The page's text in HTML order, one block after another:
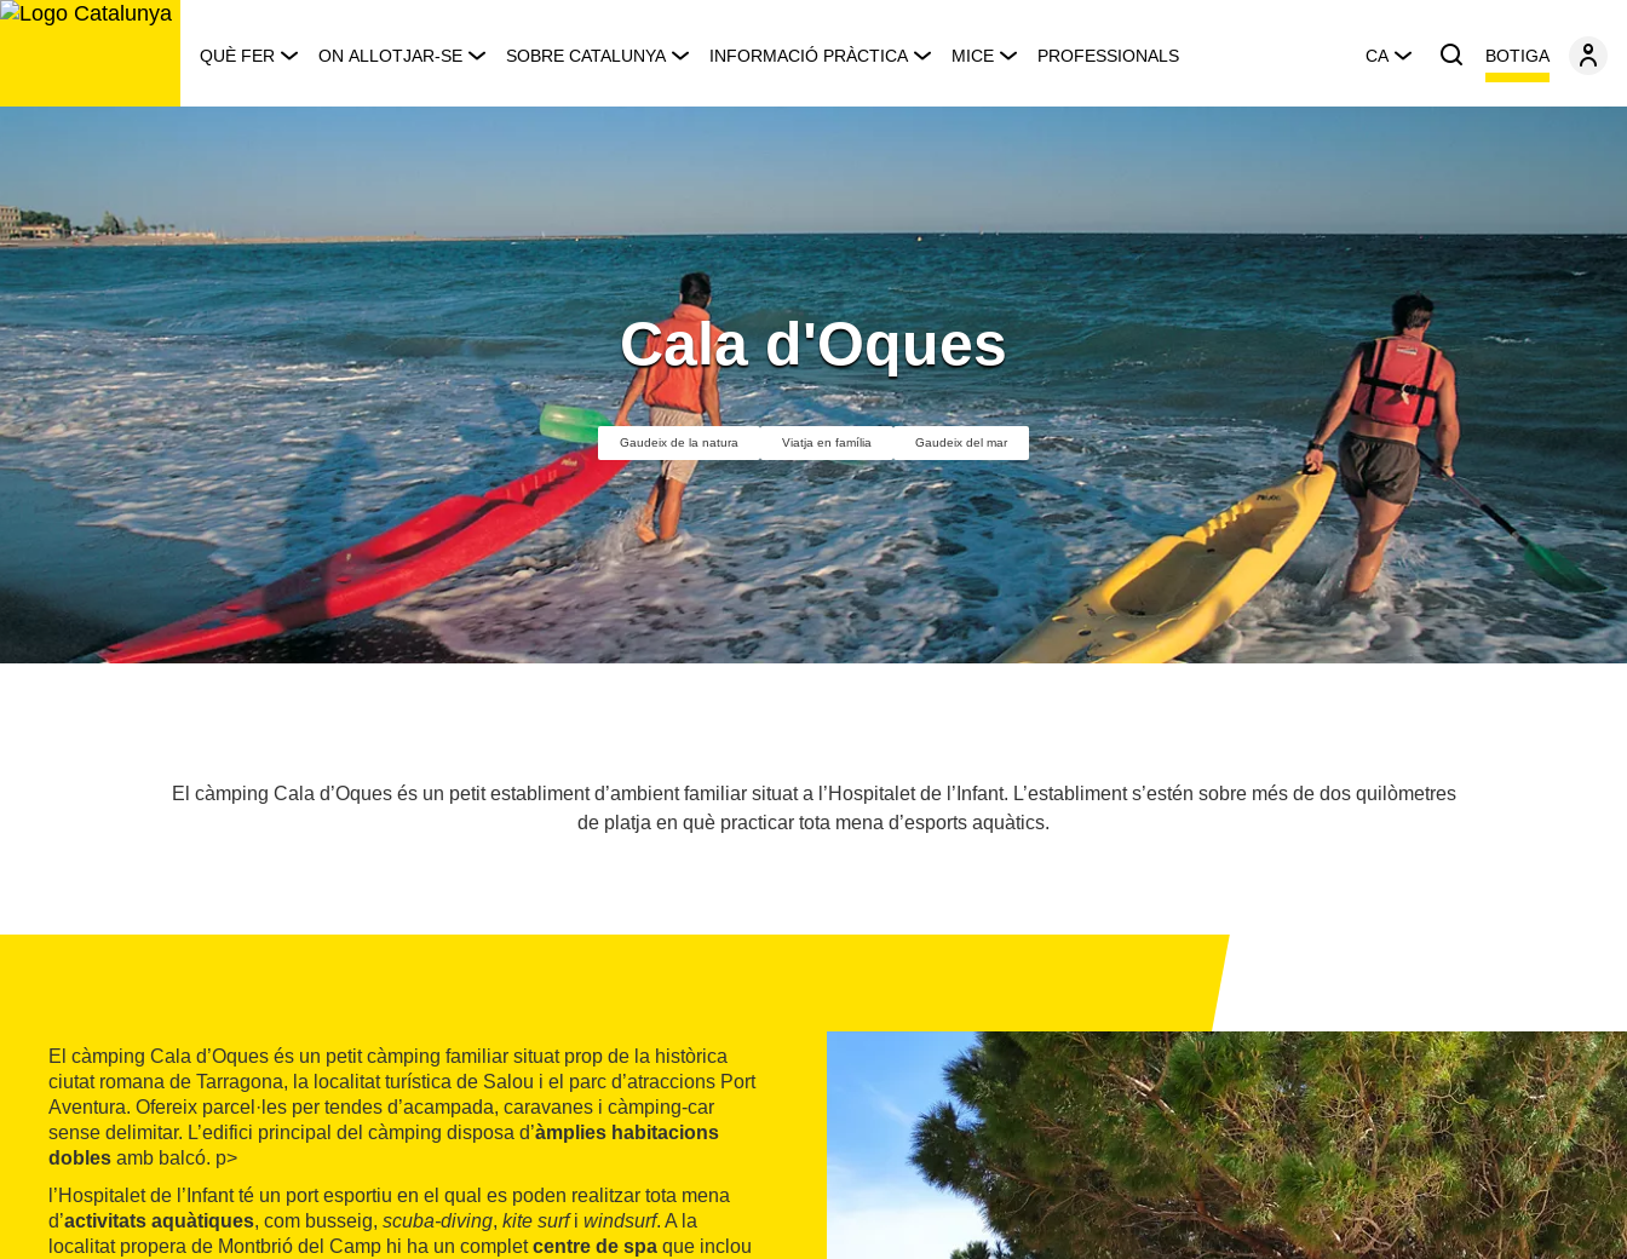
Saltar
QUÈ FER ON ALLOTJAR-SE SOBRE CATALUNYA INFORMACIÓ PRÀCTICA MICE PROFESSIONALS CA BOTIGA
Cala d'Oques
Gaudeix de la natura Viatja en família Gaudeix del mar
El càmping Cala d’Oques és un petit establiment d’ambient familiar situat a l’Hospitalet de l’Infant. L’establiment s’estén sobre més de dos quilòmetres
de platja en què practicar tota mena d’esports aquàtics.
El càmping Cala d’Oques és un petit càmping familiar situat prop de la històrica
ciutat romana de Tarragona, la localitat turística de Salou i el parc d’atraccions Port
Aventura. Ofereix parcel·les per tendes d’acampada, caravanes i càmping-car
sense delimitar. L’edifici principal del càmping disposa d’àmplies habitacions
dobles amb balcó. p>
l’Hospitalet de l’Infant té un port esportiu en el qual es poden realitzar tota mena
d’activitats aquàtiques, com busseig, scuba-diving, kite surfi windsurf. A la
localitat propera de Montbrió del Camp hi ha un completcentre de spa que inclou